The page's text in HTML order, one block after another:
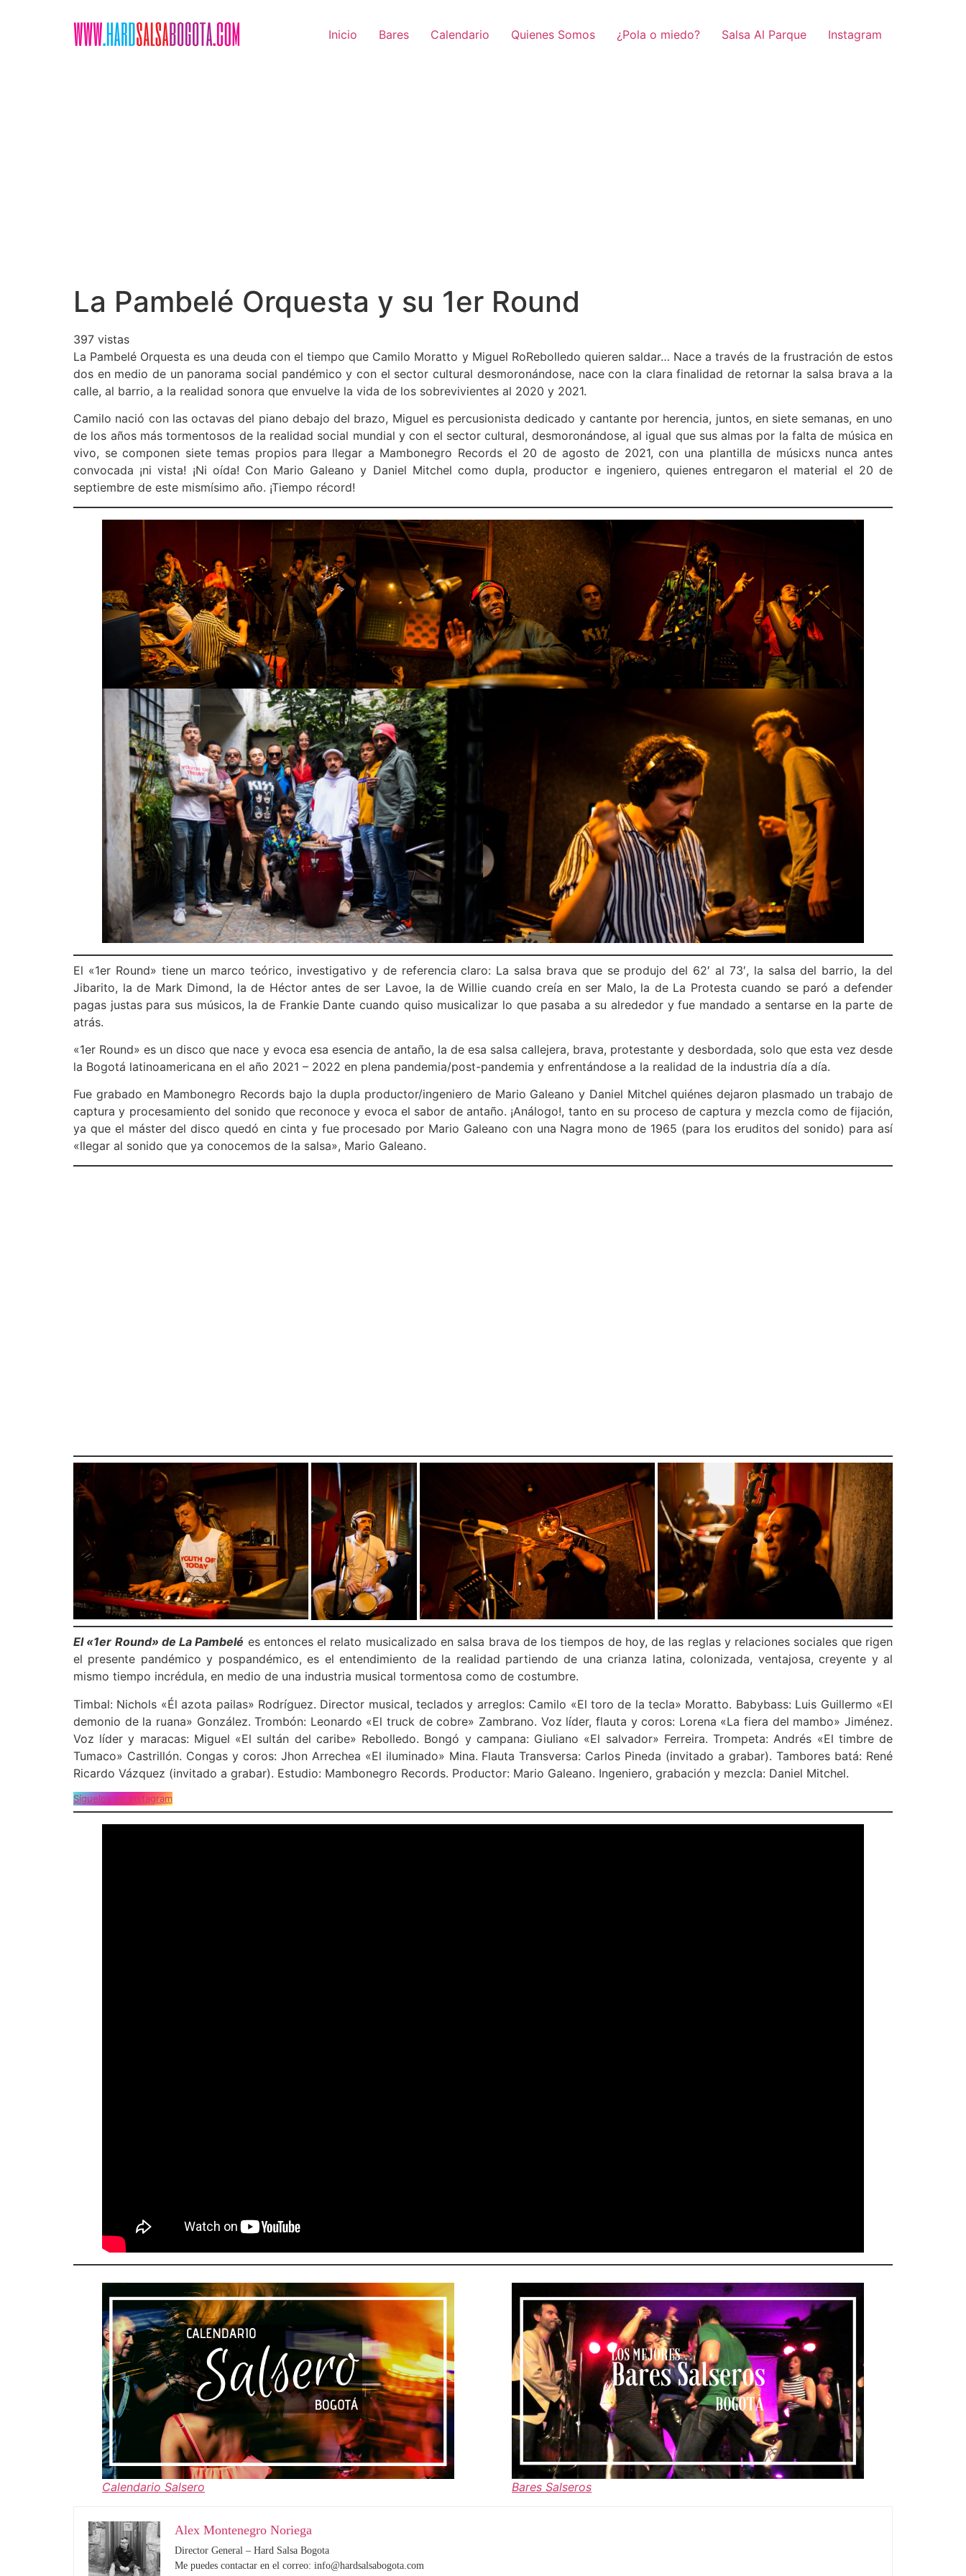
Inicio Bares Calendario Quienes Somos ¿Pola o miedo? Salsa Al Parque Instagram
La Pambelé Orquesta y su 1er Round
397 vistas
La Pambelé Orquesta es una deuda con el tiempo que Camilo Moratto y Miguel RoRebolledo quieren saldar… Nace a través de la frustración de estos
dos en medio de un panorama social pandémico y con el sector cultural desmoronándose, nace con la clara finalidad de retornar la salsa brava a la
calle, al barrio, a la realidad sonora que envuelve la vida de los sobrevivientes al 2020 y 2021.
Camilo nació con las octavas del piano debajo del brazo, Miguel es percusionista dedicado y cantante por herencia, juntos, en siete semanas, en uno
de los años más tormentosos de la realidad social mundial y con el sector cultural, desmoronándose, al igual que sus almas por la falta de música en
vivo, se componen siete temas propios para llegar a Mambonegro Records el 20 de agosto de 2021, con una plantilla de músicxs nunca antes
convocada ¡ni vista! ¡Ni oída! Con Mario Galeano y Daniel Mitchel como dupla, productor e ingeniero, quienes entregaron el material el 20 de
septiembre de este mismísimo año. ¡Tiempo récord!
El «1er Round» tiene un marco teórico, investigativo y de referencia claro: La salsa brava que se produjo del 62′ al 73′, la salsa del barrio, la del
Jibarito, la de Mark Dimond, la de Héctor antes de ser Lavoe, la de Willie cuando creía en ser Malo, la de La Protesta cuando se paró a defender
pagas justas para sus músicos, la de Frankie Dante cuando quiso musicalizar lo que pasaba a su alrededor y fue mandado a sentarse en la parte de
atrás.
«1er Round» es un disco que nace y evoca esa esencia de antaño, la de esa salsa callejera, brava, protestante y desbordada, solo que esta vez desde
la Bogotá latinoamericana en el año 2021 – 2022 en plena pandemia/post-pandemia y enfrentándose a la realidad de la industria día a día.
Fue grabado en Mambonegro Records bajo la dupla productor/ingeniero de Mario Galeano y Daniel Mitchel quiénes dejaron plasmado un trabajo de
captura y procesamiento del sonido que reconoce y evoca el sabor de antaño. ¡Análogo!, tanto en su proceso de captura y mezcla como de fijación,
ya que el máster del disco quedó en cinta y fue procesado por Mario Galeano con una Nagra mono de 1965 (para los eruditos del sonido) para así
«llegar al sonido que ya conocemos de la salsa», Mario Galeano.
El «1er Round» de La Pambelé es entonces el relato musicalizado en salsa brava de los tiempos de hoy, de las reglas y relaciones sociales que rigen
el presente pandémico y pospandémico, es el entendimiento de la realidad partiendo de una crianza latina, colonizada, ventajosa, creyente y al
mismo tiempo incrédula, en medio de una industria musical tormentosa como de costumbre.
Timbal: Nichols «Él azota pailas» Rodríguez. Director musical, teclados y arreglos: Camilo «El toro de la tecla» Moratto. Babybass: Luis Guillermo «El
demonio de la ruana» González. Trombón: Leonardo «El truck de cobre» Zambrano. Voz líder, flauta y coros: Lorena «La fiera del mambo» Jiménez.
Voz líder y maracas: Miguel «El sultán del caribe» Rebolledo. Bongó y campana: Giuliano «El salvador» Ferreira. Trompeta: Andrés «El timbre de
Tumaco» Castrillón. Congas y coros: Jhon Arrechea «El iluminado» Mina. Flauta Transversa: Carlos Pineda (invitado a grabar). Tambores batá: René
Ricardo Vázquez (invitado a grabar). Estudio: Mambonegro Records. Productor: Mario Galeano. Ingeniero, grabación y mezcla: Daniel Mitchel.
Síguelos en Instagram
Calendario Salsero Bares Salseros
Alex Montenegro Noriega
Director General – Hard Salsa Bogota
Me puedes contactar en el correo: info@hardsalsabogota.com